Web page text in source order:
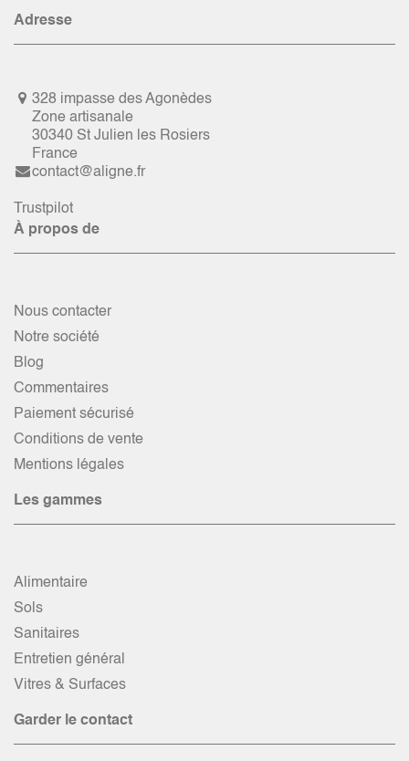
Adresse
328 impasse des Agonèdes
Zone artisanale
30340 St Julien les Rosiers
France
contact@aligne.fr
Trustpilot
À propos de
Nous contacter
Notre société
Blog
Commentaires
Paiement sécurisé
Conditions de vente
Mentions légales
Les gammes
Alimentaire
Sols
Sanitaires
Entretien général
Vitres & Surfaces
Garder le contact